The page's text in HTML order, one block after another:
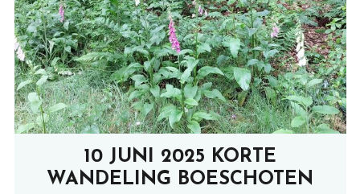
10 JUNI 2025 KORTE
WANDELING BOESCHOTEN